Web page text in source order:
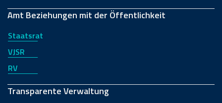
Amt Beziehungen mit der Öffentlichkeit
Staatsrat
VJSR
RV
Transparente Verwaltung